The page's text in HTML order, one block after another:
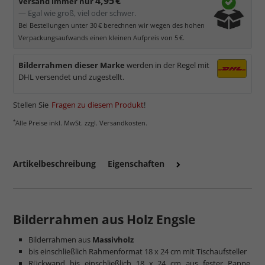
— Egal wie groß, viel oder schwer.
Bei Bestellungen unter 30 € berechnen wir wegen des hohen
Verpackungsaufwands einen kleinen Aufpreis von 5 €.
Bilderrahmen dieser Marke werden in der Regel mit
DHL versendet und zugestellt.
Stellen Sie Fragen zu diesem Produkt!
*Alle Preise inkl. MwSt. zzgl. Versandkosten.
Artikelbeschreibung Eigenschaften
Bilderrahmen aus Holz Engsle
Bilderrahmen aus Massivholz
bis einschließlich Rahmenformat 18 x 24 cm mit Tischaufsteller